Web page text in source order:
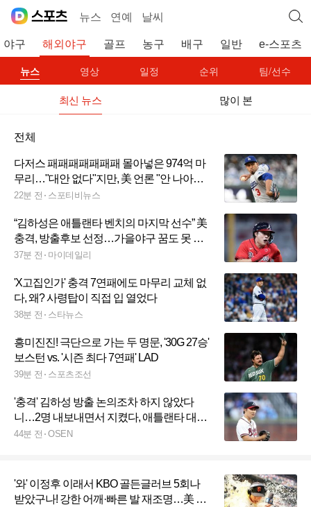
뉴스 연예 날씨
야구 해외야구 골프 농구 배구 일반 e-스포츠
뉴스 영상 일정 순위 팀/선수
최신 뉴스 많이 본
전체
다저스 패패패패패패패 몰아넣은 974억 마
무리…"대안 없다"지만, 美 언론 "안 나아지
면 물러날 것"
22분 전 스포티비뉴스
“김하성은 애틀랜타 벤치의 마지막 선수” 美
충격, 방출후보 선정…가을야구 꿈도 못 꾼
다? 냉정한 현주소
37분 전 마이데일리
'X고집인가' 충격 7연패에도 마무리 교체 없
다, 왜? 사령탑이 직접 입 열었다
38분 전 스타뉴스
흥미진진! 극단으로 가는 두 명문, '30G 27승'
보스턴 vs. '시즌 최다 7연패' LAD
39분 전 스포츠조선
'충격' 김하성 방출 논의조차 하지 않았다
니…2명 내보내면서 지켰다, 애틀랜타 대체
왜?
44분 전 OSEN
'와' 이정후 이래서 KBO 골든글러브 5회나
받았구나! 강한 어깨·빠른 발 재조명…美 중